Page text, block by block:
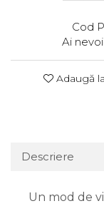
Cod
Ai
Adaugă
Descriere
Un mod de